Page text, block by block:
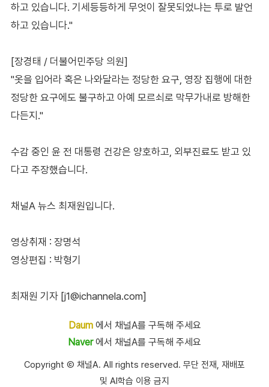
하고 있습니다. 기세등등하게 무엇이 잘못되었냐는 투로 발언
하고 있습니다."
[장경태 / 더불어민주당 의원]
"옷을 입어라 혹은 나와달라는 정당한 요구, 영장 집행에 대한
정당한 요구에도 불구하고 아예 모르쇠로 막무가내로 방해한
다든지."
수감 중인 윤 전 대통령 건강은 양호하고, 외부진료도 받고 있
다고 주장했습니다.
채널A 뉴스 최재원입니다.
영상취재 : 장명석
영상편집 : 박형기
최재원 기자 [j1@ichannela.com]
Daum에서 채널A를 구독해 주세요
Naver에서 채널A를 구독해 주세요
Copyright Ⓒ 채널A. All rights reserved. 무단 전재, 재배포
및 AI학습 이용 금지